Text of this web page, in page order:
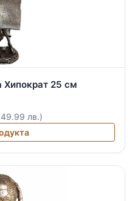
Хипократ 25 см
лв.)